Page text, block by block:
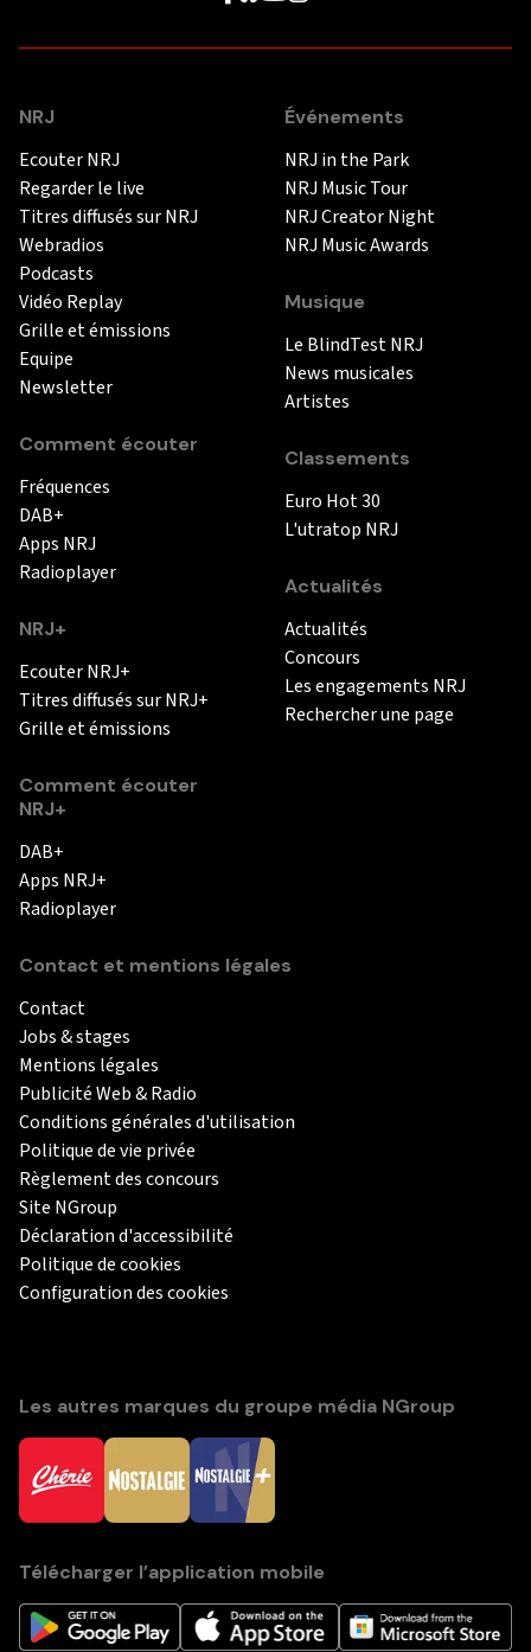
NRJ
Ecouter NRJ
Regarder le live
Titres diffusés sur NRJ
Webradios
Podcasts
Vidéo Replay
Grille et émissions
Equipe
Newsletter
Comment écouter
Fréquences
DAB+
Apps NRJ
Radioplayer
NRJ+
Ecouter NRJ+
Titres diffusés sur NRJ+
Grille et émissions
Comment écouter
NRJ+
DAB+
Apps NRJ+
Radioplayer
Événements
NRJ in the Park
NRJ Music Tour
NRJ Creator Night
NRJ Music Awards
Musique
Le BlindTest NRJ
News musicales
Artistes
Classements
Euro Hot 30
L'utratop NRJ
Actualités
Actualités
Concours
Les engagements NRJ
Rechercher une page
Contact et mentions légales
Contact
Jobs & stages
Mentions légales
Publicité Web & Radio
Conditions générales d'utilisation
Politique de vie privée
Règlement des concours
Site NGroup
Déclaration d'accessibilité
Politique de cookies
Configuration des cookies
Les autres marques du groupe média NGroup
Télécharger l’application mobile